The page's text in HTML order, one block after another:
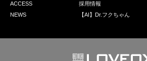
ACCESS
NEWS
採用情報
【AI】Dr.フクちゃん